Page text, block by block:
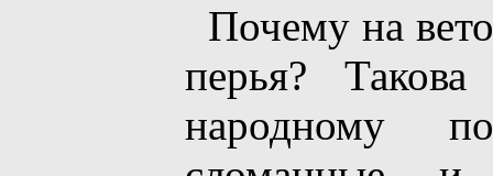
Почему на
перья?
народному